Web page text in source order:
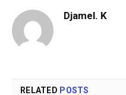
Djamel. K
RELATED POSTS